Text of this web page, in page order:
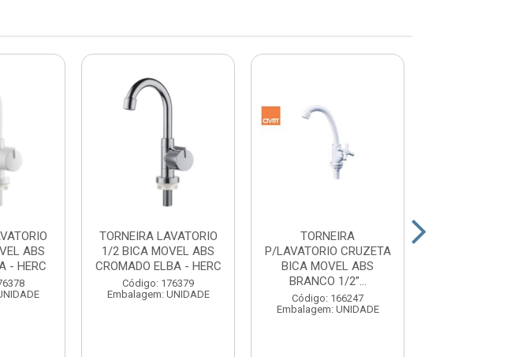
ABS
- HERC
TORNEIRA LAVATORIO
1/2 BICA MOVEL ABS
CROMADO ELBA - HERC
Código: 176379
Embalagem: UNIDADE
TORNEIRA
P/LAVATORIO CRUZETA
BICA MOVEL ABS
BRANCO 1/2”...
Código: 166247
Embalagem: UNIDADE